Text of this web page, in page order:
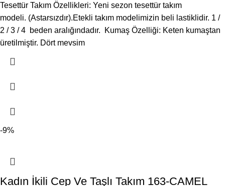
Tesettür Takım Özellikleri: Yeni sezon tesettür takım
modeli. (Astarsızdır).Etekli takım modelimizin beli lastiklidir. 1 /
2 / 3 / 4 beden aralığındadır. Kumaş Özelliği: Keten kumaştan
üretilmiştir. Dört mevsim
-9%
Kadın İkili Cep Ve Taşlı Takım 163-CAMEL